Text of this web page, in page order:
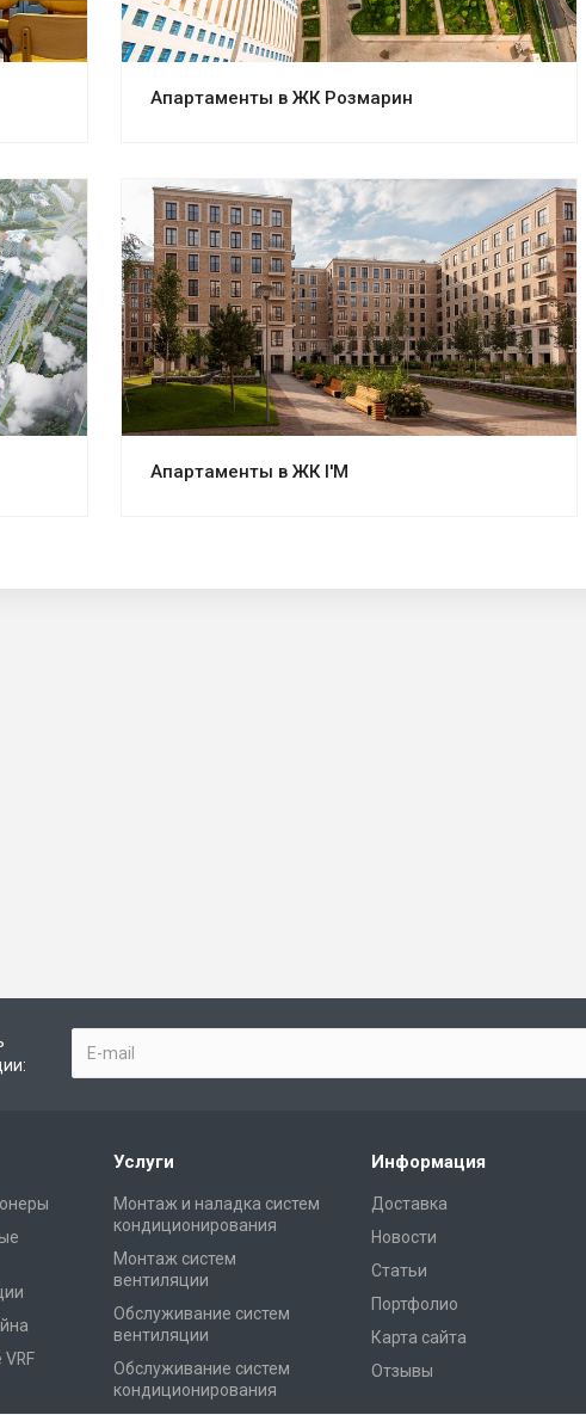
Апартаменты в ЖК Розмарин
Смотреть проект
Апартаменты в ЖК I'M
Услуги
Монтаж и наладка систем
кондиционирования
Монтаж систем
вентиляции
Обслуживание систем
вентиляции
Обслуживание систем
кондиционирования
Информация
Доставка
Новости
Статьи
Портфолио
Карта сайта
Отзывы